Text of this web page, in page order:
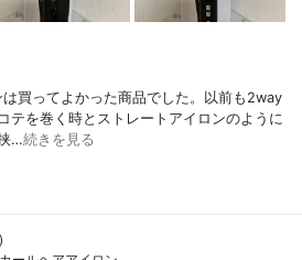
買ってよかった商品でした。以前も2way
テを巻く時とストレートアイロンのように
…続きを見る